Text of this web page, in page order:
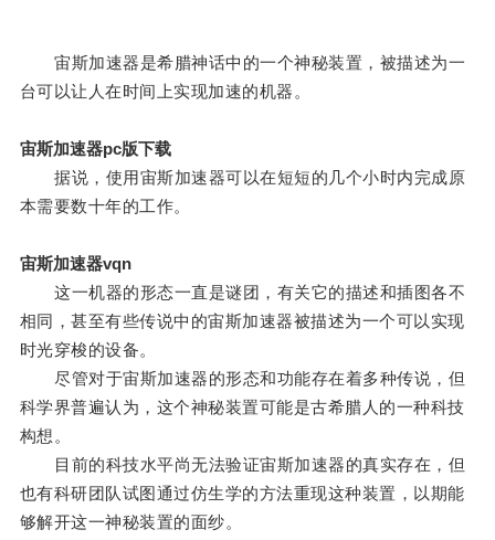
宙斯加速器是希腊神话中的一个神秘装置，被描述为一
台可以让人在时间上实现加速的机器。
宙斯加速器pc版下载
据说，使用宙斯加速器可以在短短的几个小时内完成原
本需要数十年的工作。
宙斯加速器vqn
这一机器的形态一直是谜团，有关它的描述和插图各不
相同，甚至有些传说中的宙斯加速器被描述为一个可以实现
时光穿梭的设备。
尽管对于宙斯加速器的形态和功能存在着多种传说，但
科学界普遍认为，这个神秘装置可能是古希腊人的一种科技
构想。
目前的科技水平尚无法验证宙斯加速器的真实存在，但
也有科研团队试图通过仿生学的方法重现这种装置，以期能
够解开这一神秘装置的面纱。